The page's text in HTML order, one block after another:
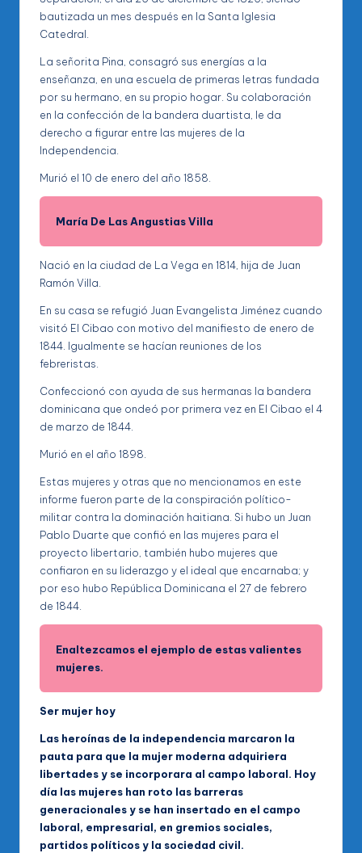
bautizada un mes después en la Santa Iglesia
Catedral.
La señorita Pina, consagró sus energías a la
enseñanza, en una escuela de primeras letras fundada
por su hermano, en su propio hogar. Su colaboración
en la confección de la bandera duartista, le da
derecho a figurar entre las mujeres de la
Independencia.
Murió el 10 de enero del año 1858.
María De Las Angustias Villa
Nació en la ciudad de La Vega en 1814, hija de Juan
Ramón Villa.
En su casa se refugió Juan Evangelista Jiménez cuando
visitó El Cibao con motivo del manifiesto de enero de
1844. Igualmente se hacían reuniones de los
febreristas.
Confeccionó con ayuda de sus hermanas la bandera
dominicana que ondeó por primera vez en El Cibao el 4
de marzo de 1844.
Murió en el año 1898.
Estas mujeres y otras que no mencionamos en este
informe fueron parte de la conspiración político-
militar contra la dominación haitiana. Si hubo un Juan
Pablo Duarte que confió en las mujeres para el
proyecto libertario, también hubo mujeres que
confiaron en su liderazgo y el ideal que encarnaba; y
por eso hubo República Dominicana el 27 de febrero
de 1844.
Enaltezcamos el ejemplo de estas valientes
mujeres.
Ser mujer hoy
Las heroínas de la independencia marcaron la
pauta para que la mujer moderna adquiriera
libertades y se incorporara al campo laboral. Hoy
día las mujeres han roto las barreras
generacionales y se han insertado en el campo
laboral, empresarial, en gremios sociales,
partidos políticos y la sociedad civil.